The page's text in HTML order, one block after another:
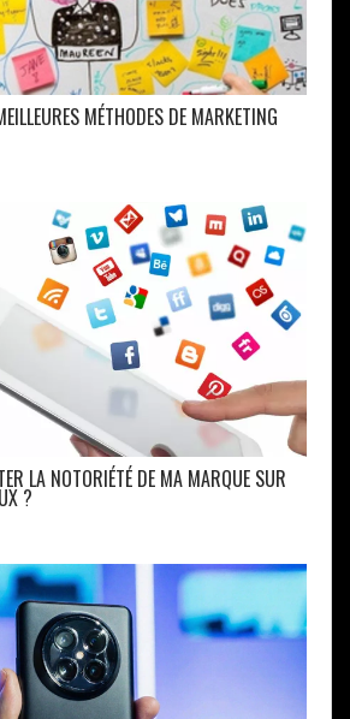
MÉTHODES DE MARKETING
LA NOTORIÉTÉ DE MA MARQUE SUR
?